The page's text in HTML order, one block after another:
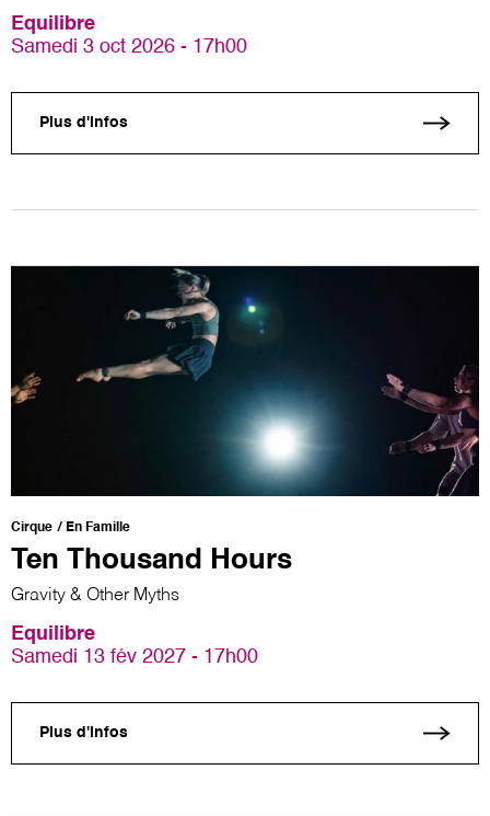
Equilibre
Samedi 3 oct 2026 - 17h00
Plus d'infos
Cirque En Famille
Ten Thousand Hours
Gravity & Other Myths
Equilibre
Samedi 13 fév 2027 - 17h00
Plus d'infos